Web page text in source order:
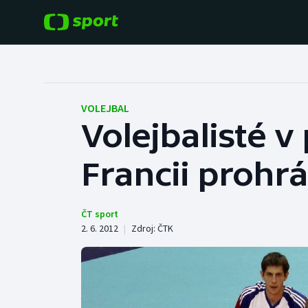
Hokej
Tenis
Cyklistika
Baseball a softbal
Basketbal
Boby a skeleton
VOLEJBAL
Volejbalisté
Francii
ČT sport
2. 6. 2012 | Zdroj: ČTK